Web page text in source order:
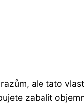
ale tato
zabalit